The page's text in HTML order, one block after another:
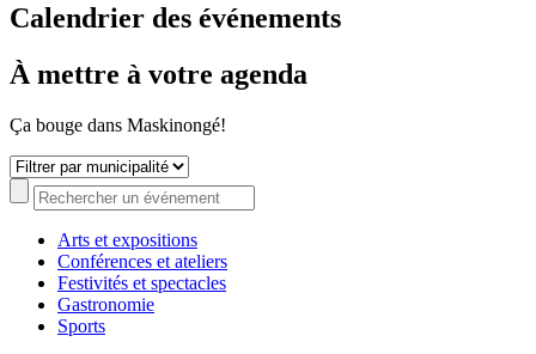
Calendrier des événements
À mettre à votre agenda
Ça bouge dans Maskinongé!
Arts et expositions
Conférences et ateliers
Festivités et spectacles
Gastronomie
Sports